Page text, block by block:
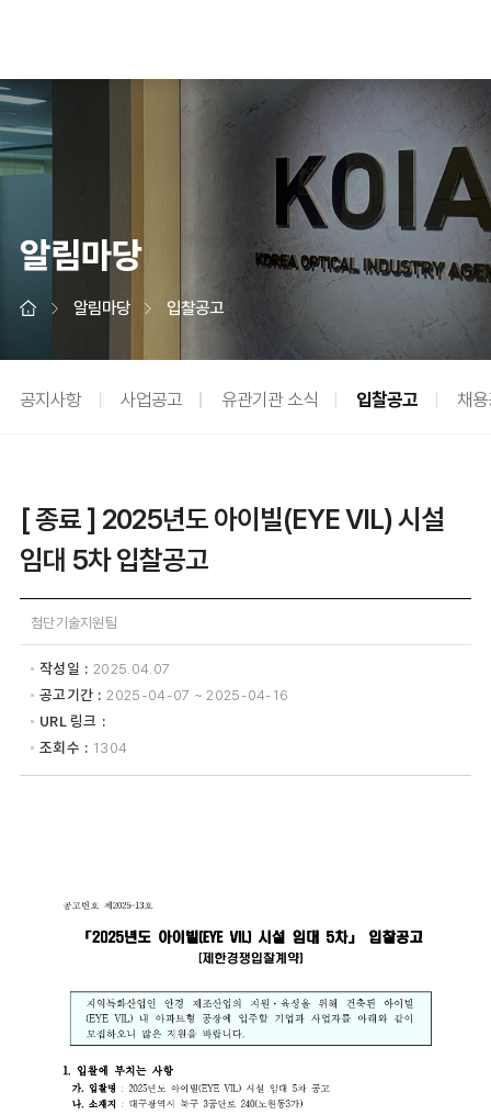
알림마당
알림마당 입찰공고
공지사항 사업공고 유관기관 소식 입찰공고 채
[ 종료 ] 2025년도 아이빌(EYE VIL) 시설
임대 5차 입찰공고
첨단기술지원팀
작성일 2025.04.07
공고기간 2025-04-07 ~ 2025-04-16
URL 링크
조회수
1304